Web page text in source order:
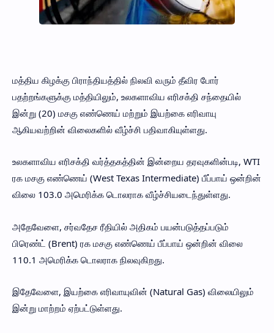
மத்திய கிழக்கு பிராந்தியத்தில் நிலவி வரும் தீவிர போர்
பதற்றங்களுக்கு மத்தியிலும், உலகளாவிய எரிசக்தி சந்தையில்
இன்று (20) மசகு எண்ணெய் மற்றும் இயற்கை எரிவாயு
ஆகியவற்றின் விலைகளில் வீழ்ச்சி பதிவாகியுள்ளது.
உலகளாவிய எரிசக்தி வர்த்தகத்தின் இன்றைய தரவுகளின்படி, WTI
ரக மசகு எண்ணெய் (West Texas Intermediate) பீப்பாய் ஒன்றின்
விலை 103.0 அமெரிக்க டொலராக வீழ்ச்சியடைந்துள்ளது.
அதேவேளை, சர்வதேச ரீதியில் அதிகம் பயன்படுத்தப்படும்
பிரெண்ட் (Brent) ரக மசகு எண்ணெய் பீப்பாய் ஒன்றின் விலை
110.1 அமெரிக்க டொலராக நிலவுகிறது.
இதேவேளை, இயற்கை எரிவாயுவின் (Natural Gas) விலையிலும்
இன்று மாற்றம் ஏற்பட்டுள்ளது.